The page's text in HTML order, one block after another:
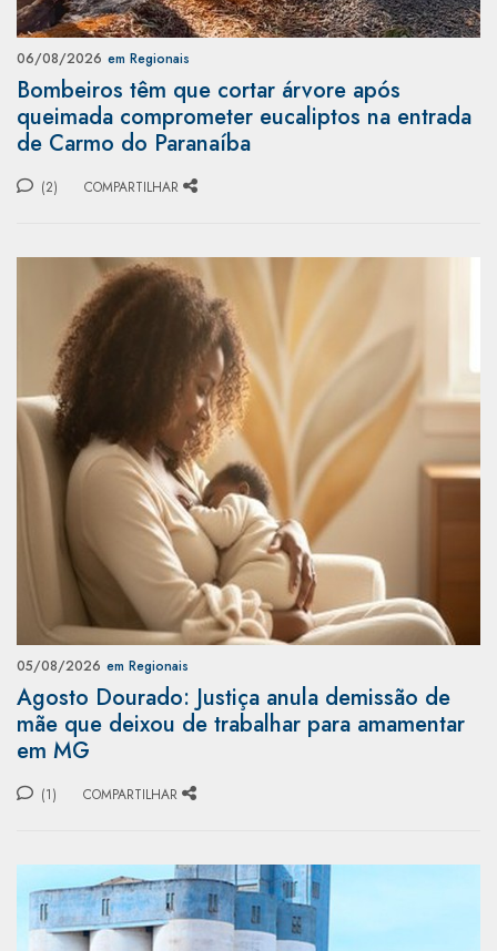
06/08/2026 em Regionais
Bombeiros têm que cortar árvore após
queimada comprometer eucaliptos na entrada
de Carmo do Paranaíba
(2) COMPARTILHAR
05/08/2026 em Regionais
Agosto Dourado: Justiça anula demissão de
mãe que deixou de trabalhar para amamentar
em MG
(1) COMPARTILHAR